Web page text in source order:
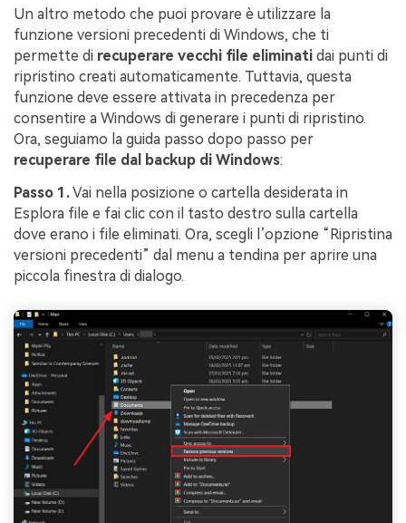
Un altro metodo che puoi provare è utilizzare la
funzione versioni precedenti di Windows, che ti
permette di recuperare vecchi file eliminati dai punti di
ripristino creati automaticamente. Tuttavia, questa
funzione deve essere attivata in precedenza per
consentire a Windows di generare i punti di ripristino.
Ora, seguiamo la guida passo dopo passo per
recuperare file dal backup di Windows:
Passo 1.Vai nella posizione o cartella desiderata in
Esplora file e fai clic con il tasto destro sulla cartella
dove erano i file eliminati. Ora, scegli l’opzione “Ripristina
versioni precedenti” dal menu a tendina per aprire una
piccola finestra di dialogo.